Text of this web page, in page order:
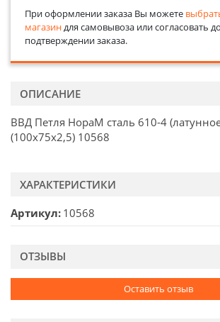
При оформлении заказа Вы можете
магазиндля самовывоза или согласовать
подтверждении заказа.
ОПИСАНИЕ
ВВД Петля НораМ сталь 610-4
(100х75х2,5) 10568
ХАРАКТЕРИСТИКИ
Артикул 10568
ОТЗЫВЫ
Оставить отзыв